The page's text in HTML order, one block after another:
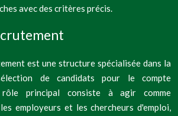
avec des critères précis.
est une structure spécialisée dans la
de candidats pour le compte
rôle principal consiste à agir comme
employeurs et les chercheurs d'emploi,